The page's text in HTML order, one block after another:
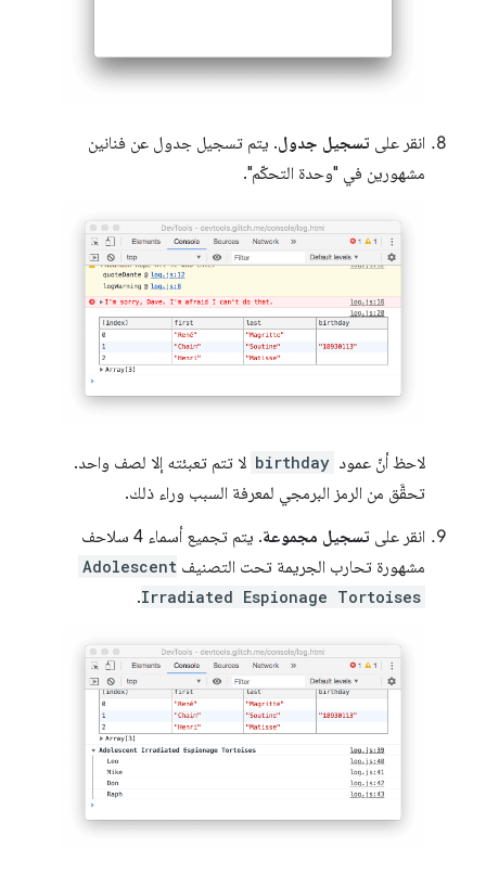
انقر على تسجيل جدول. يتم تسجيل جدول عن فنانين
مشهورين في "وحدة التحكّم".
لاحظ أنّ عمود birthday لا تتم تعبئته إلا لصف واحد.
تحقَّق من الرمز البرمجي لمعرفة السبب وراء ذلك.
انقر على تسجيل مجموعة
. يتم تجميع أسماء 4 سلاحف
مشهورة تحارب الجريمة تحت التصنيف Adolescent
Irradiated Espionage Tortoises
.